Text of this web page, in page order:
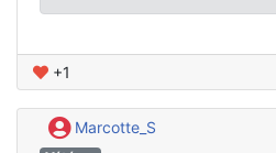
+1
Marcotte_S